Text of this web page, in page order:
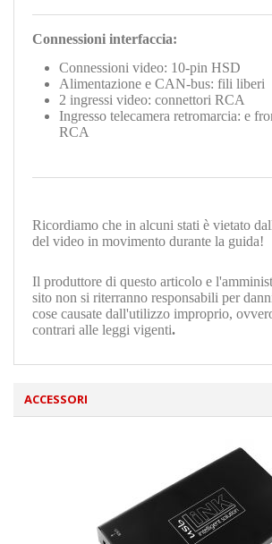
Connessioni interfaccia:
Connessioni video: 10-pin HSD
Alimentazione e CAN-bus: fili liberi
2 ingressi video: connettori RCA
Ingresso telecamera retromarcia: e
RCA
Ricordiamo che in alcuni stati è vietato
del video in movimento durante la guida!
Il produttore di questo articolo e
sito non si riterranno responsabili per
cose causate dall'utilizzo improprio,
contrari alle leggi vigenti.
ACCESSORI